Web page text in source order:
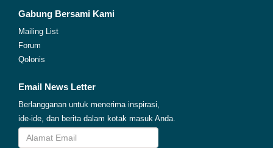
Gabung Bersami Kami
Mailing List
Forum
Qolonis
Email News Letter
Berlangganan untuk menerima inspirasi,
ide-ide, dan berita dalam kotak masuk Anda.